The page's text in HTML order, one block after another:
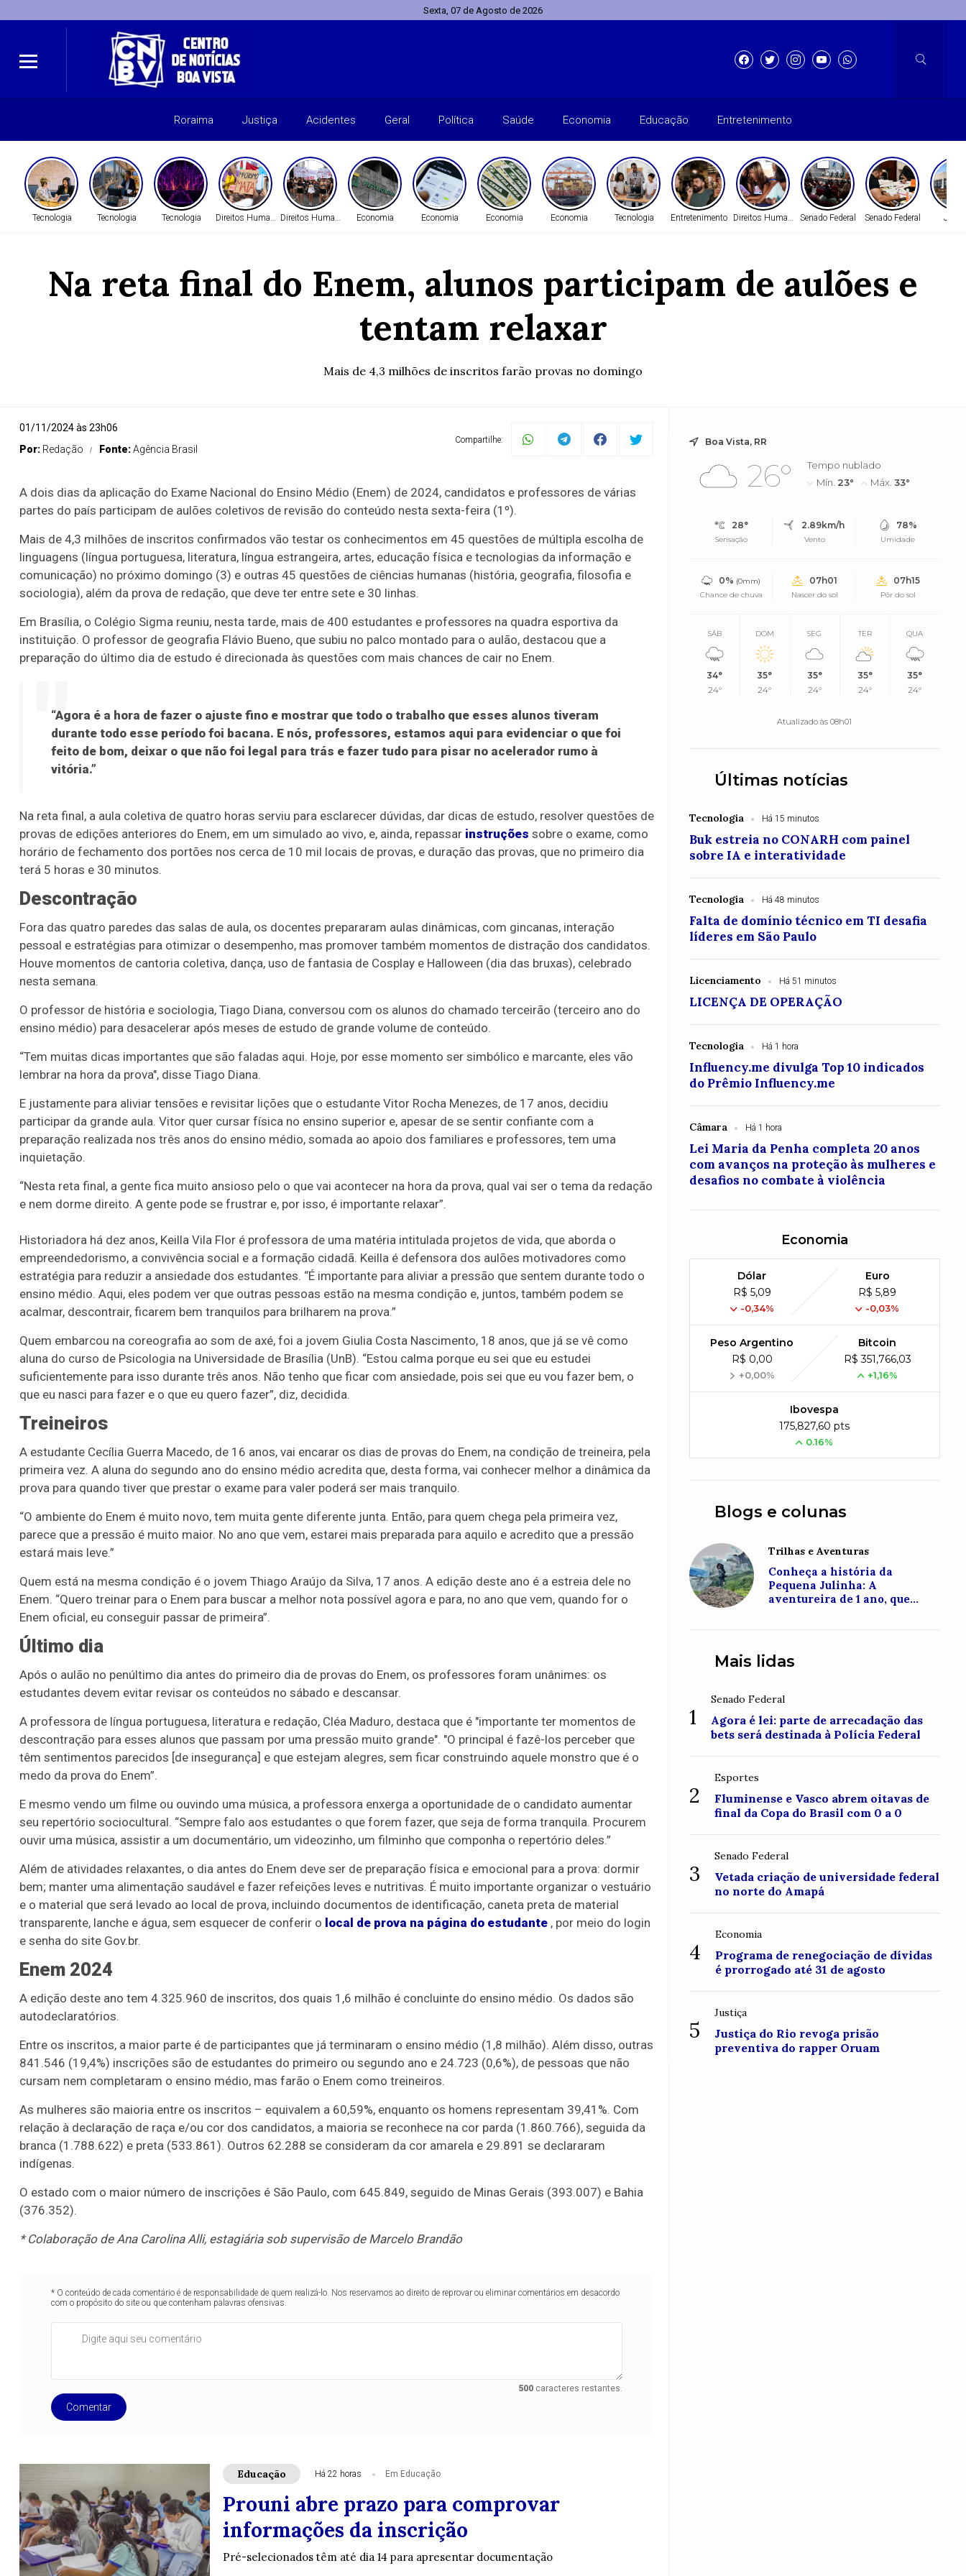
Sexta, 07 de Agosto de 2026
Roraima Justiça Acidentes Geral Política Saúde Economia Educação Entretenimento
Tecnologia Tecnologia Tecnologia Direitos HumanosDireitos Humanos Economia Economia Economia Economia Tecnologia Entretenimento Direitos HumanosSenado Federal Senado Federal
Na reta final do Enem, alunos participam de aulões e
tentam relaxar
Mais de 4,3 milhões de inscritos farão provas no domingo
01/11/2024 às 23h06
Por: Redação Fonte:Agência Brasil
Compartilhe:
A dois dias da aplicação do Exame Nacional do Ensino Médio (Enem) de 2024, candidatos e professores de várias
partes do país participam de aulões coletivos de revisão do conteúdo nesta sexta-feira (1º).
Mais de 4,3 milhões de inscritos confirmados vão testar os conhecimentos em 45 questões de múltipla escolha de
linguagens (língua portuguesa, literatura, língua estrangeira, artes, educação física e tecnologias da informação e
comunicação) no próximo domingo (3) e outras 45 questões de ciências humanas (história, geografia, filosofia e
sociologia), além da prova de redação, que deve ter entre sete e 30 linhas.
Em Brasília, o Colégio Sigma reuniu, nesta tarde, mais de 400 estudantes e professores na quadra esportiva da
instituição. O professor de geografia Flávio Bueno, que subiu no palco montado para o aulão, destacou que a
preparação do último dia de estudo é direcionada às questões com mais chances de cair no Enem.
“Agora é a hora de fazer o ajuste fino e mostrar que todo o trabalho que esses alunos tiveram
durante todo esse período foi bacana. E nós, professores, estamos aqui para evidenciar o que foi
feito de bom, deixar o que não foi legal para trás e fazer tudo para pisar no acelerador rumo à
vitória.”
Na reta final, a aula coletiva de quatro horas serviu para esclarecer dúvidas, dar dicas de estudo, resolver questões de
provas de edições anteriores do Enem, em um simulado ao vivo, e, ainda, repassar instruções sobre o exame, como
horário de fechamento dos portões nos cerca de 10 mil locais de provas, e duração das provas, que no primeiro dia
terá 5 horas e 30 minutos.
Descontração
Fora das quatro paredes das salas de aula, os docentes prepararam aulas dinâmicas, com gincanas, interação
pessoal e estratégias para otimizar o desempenho, mas promover também momentos de distração dos candidatos.
Houve momentos de cantoria coletiva, dança, uso de fantasia de Cosplay e Halloween (dia das bruxas), celebrado
nesta semana.
O professor de história e sociologia, Tiago Diana, conversou com os alunos do chamado terceirão (terceiro ano do
ensino médio) para desacelerar após meses de estudo de grande volume de conteúdo.
“Tem muitas dicas importantes que são faladas aqui. Hoje, por esse momento ser simbólico e marcante, eles vão
lembrar na hora da prova", disse Tiago Diana.
E justamente para aliviar tensões e revisitar lições que o estudante Vitor Rocha Menezes, de 17 anos, decidiu
participar da grande aula. Vitor quer cursar física no ensino superior e, apesar de se sentir confiante com a
preparação realizada nos três anos do ensino médio, somada ao apoio dos familiares e professores, tem uma
inquietação.
“Nesta reta final, a gente fica muito ansioso pelo o que vai acontecer na hora da prova, qual vai ser o tema da redação
e nem dorme direito. A gente pode se frustrar e, por isso, é importante relaxar”.
Historiadora há dez anos, Keilla Vila Flor é professora de uma matéria intitulada projetos de vida, que aborda o
empreendedorismo, a convivência social e a formação cidadã. Keilla é defensora dos aulões motivadores como
estratégia para reduzir a ansiedade dos estudantes. “É importante para aliviar a pressão que sentem durante todo o
ensino médio. Aqui, eles podem ver que outras pessoas estão na mesma condição e, juntos, também podem se
acalmar, descontrair, ficarem bem tranquilos para brilharem na prova.”
Quem embarcou na coreografia ao som de axé, foi a jovem Giulia Costa Nascimento, 18 anos, que já se vê como
aluna do curso de Psicologia na Universidade de Brasília (UnB). “Estou calma porque eu sei que eu estudei
suficientemente para isso durante três anos. Não tenho que ficar com ansiedade, pois sei que eu vou fazer bem, o
que eu nasci para fazer e o que eu quero fazer”, diz, decidida.
Treineiros
A estudante Cecília Guerra Macedo, de 16 anos, vai encarar os dias de provas do Enem, na condição de treineira, pela
primeira vez. A aluna do segundo ano do ensino médio acredita que, desta forma, vai conhecer melhor a dinâmica da
prova para quando tiver que prestar o exame para valer poderá ser mais tranquilo.
“O ambiente do Enem é muito novo, tem muita gente diferente junta. Então, para quem chega pela primeira vez,
parece que a pressão é muito maior. No ano que vem, estarei mais preparada para aquilo e acredito que a pressão
estará mais leve.”
Quem está na mesma condição é o jovem Thiago Araújo da Silva, 17 anos. A edição deste ano é a estreia dele no
Enem. “Quero treinar para o Enem para buscar a melhor nota possível agora e para, no ano que vem, quando for o
Enem oficial, eu conseguir passar de primeira”.
Último dia
Após o aulão no penúltimo dia antes do primeiro dia de provas do Enem, os professores foram unânimes: os
estudantes devem evitar revisar os conteúdos no sábado e descansar.
A professora de língua portuguesa, literatura e redação, Cléa Maduro, destaca que é "importante ter momentos de
descontração para esses alunos que passam por uma pressão muito grande". "O principal é fazê-los perceber que
têm sentimentos parecidos [de insegurança] e que estejam alegres, sem ficar construindo aquele monstro que é o
medo da prova do Enem”.
E mesmo vendo um filme ou ouvindo uma música, a professora enxerga a oportunidade de o candidato aumentar
seu repertório sociocultural. “Sempre falo aos estudantes o que forem fazer, que seja de forma tranquila. Procurem
ouvir uma música, assistir a um documentário, um videozinho, um filminho que componha o repertório deles.”
Além de atividades relaxantes, o dia antes do Enem deve ser de preparação física e emocional para a prova: dormir
bem; manter uma alimentação saudável e fazer refeições leves e nutritivas. É muito importante organizar o vestuário
e o material que será levado ao local de prova, incluindo documentos de identificação, caneta preta de material
transparente, lanche e água, sem esquecer de conferir o local de prova na página do estudante , por meio do login
e senha do site Gov.br.
Enem 2024
A edição deste ano tem 4.325.960 de inscritos, dos quais 1,6 milhão é concluinte do ensino médio. Os dados são
autodeclaratórios.
Entre os inscritos, a maior parte é de participantes que já terminaram o ensino médio (1,8 milhão). Além disso, outras
841.546 (19,4%) inscrições são de estudantes do primeiro ou segundo ano e 24.723 (0,6%), de pessoas que não
cursam nem completaram o ensino médio, mas farão o Enem como treineiros.
As mulheres são maioria entre os inscritos – equivalem a 60,59%, enquanto os homens representam 39,41%. Com
relação à declaração de raça e/ou cor dos candidatos, a maioria se reconhece na cor parda (1.860.766), seguida da
branca (1.788.622) e preta (533.861). Outros 62.288 se consideram da cor amarela e 29.891 se declararam
indígenas.
O estado com o maior número de inscrições é São Paulo, com 645.849, seguido de Minas Gerais (393.007) e Bahia
(376.352).
* Colaboração de Ana Carolina Alli, estagiária sob supervisão de Marcelo Brandão
* O conteúdo de cada comentário é de responsabilidade de quem realizá-lo. Nos reservamos ao direito de reprovar ou eliminar comentários em desacordo
com o propósito do site ou que contenham palavras ofensivas.
500caracteres restantes.
Comentar
Educação Há 22 horas Em Educação
Prouni abre prazo para comprovar
informações da inscrição
Pré-selecionados têm até dia 14 para apresentar documentação
Boa Vista, RR
26°
Tempo nublado
Mín. 23° Máx.33°
28°
Sensação
2.89km/h
Vento
78%
Umidade
0% (0mm)
Chance de chuva
07h01
Nascer do sol
07h15
Pôr do sol
SÁB
34°
24°
DOM
35°
24°
SEG
35°
24°
TER
35°
24°
QUA
35°
24°
Atualizado às 08h01
Últimas notícias
Tecnologia Há 15 minutos
Buk estreia no CONARH com painel
sobre IA e interatividade
Tecnologia Há 48 minutos
Falta de domínio técnico em TI desafia
líderes em São Paulo
Licenciamento Há 51 minutos
LICENÇA DE OPERAÇÃO
Tecnologia Há 1 hora
Influency.me divulga Top 10 indicados
do Prêmio Influency.me
Câmara Há 1 hora
Lei Maria da Penha completa 20 anos
com avanços na proteção às mulheres e
desafios no combate à violência
Economia
Dólar
R$ 5,09
-0,34%
Euro
R$ 5,89
-0,03%
Peso Argentino
R$ 0,00
+0,00%
Bitcoin
R$ 351,766,03
+1,16%
Ibovespa
175,827,60 pts
0.16%
Blogs e colunas
Trilhas e Aventuras
Conheça a história da
Pequena Julinha: A
aventureira de 1 ano, que
Roraima
Mais lidas
1
Senado Federal
Agora é lei: parte de arrecadação das
bets será destinada à Polícia Federal
2
Esportes
Fluminense e Vasco abrem oitavas de
final da Copa do Brasil com 0 a 0
3
Senado Federal
Vetada criação de universidade federal
no norte do Amapá
4
Economia
Programa de renegociação de dívidas
é prorrogado até 31 de agosto
5
Justiça
Justiça do Rio revoga prisão
preventiva do rapper Oruam